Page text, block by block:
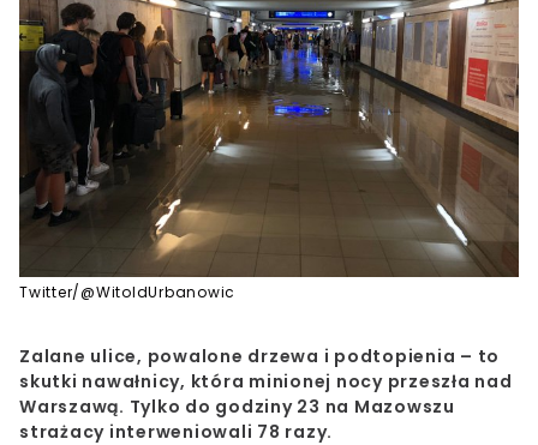
Twitter/@WitoldUrbanowic
Zalane ulice, powalone drzewa i podtopienia – to
skutki nawałnicy, która minionej nocy przeszła nad
Warszawą. Tylko do godziny 23 na Mazowszu
strażacy interweniowali 78 razy.